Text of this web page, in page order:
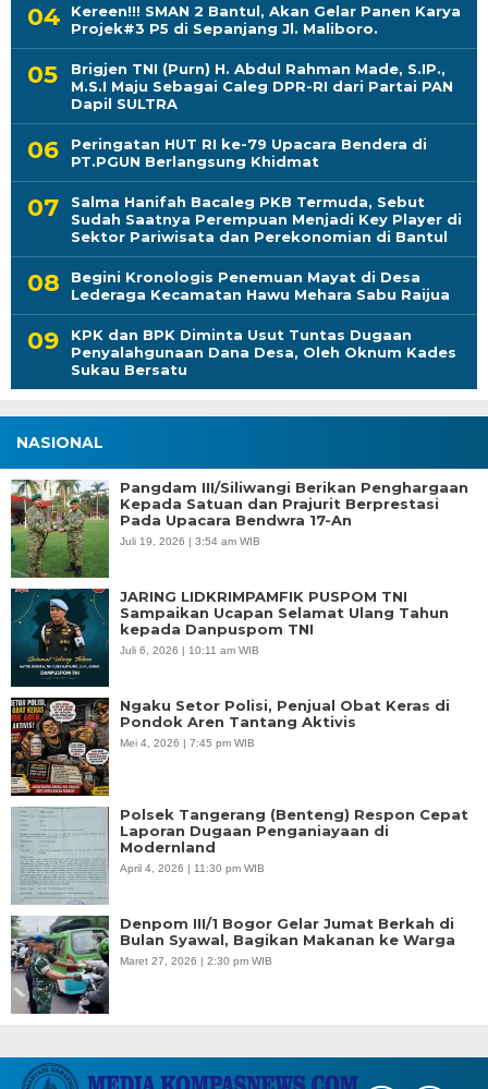
Kereen!!! SMAN 2 Bantul, Akan Gelar Panen Karya
Projek#3 P5 di Sepanjang Jl. Maliboro.
Brigjen TNI (Purn) H. Abdul Rahman Made, S.IP.,
M.S.I Maju Sebagai Caleg DPR-RI dari Partai PAN
Dapil SULTRA
Peringatan HUT RI ke-79 Upacara Bendera di
PT.PGUN Berlangsung Khidmat
Salma Hanifah Bacaleg PKB Termuda, Sebut
Sudah Saatnya Perempuan Menjadi Key Player di
Sektor Pariwisata dan Perekonomian di Bantul
Begini Kronologis Penemuan Mayat di Desa
Lederaga Kecamatan Hawu Mehara Sabu Raijua
KPK dan BPK Diminta Usut Tuntas Dugaan
Penyalahgunaan Dana Desa, Oleh Oknum Kades
Sukau Bersatu
NASIONAL
Pangdam III/Siliwangi Berikan Penghargaan
Kepada Satuan dan Prajurit Berprestasi
Pada Upacara Bendwra 17-An
Juli 19, 2026 | 3:54 am WIB
JARING LIDKRIMPAMFIK PUSPOM TNI
Sampaikan Ucapan Selamat Ulang Tahun
kepada Danpuspom TNI
Juli 6, 2026 | 10:11 am WIB
Ngaku Setor Polisi, Penjual Obat Keras di
Pondok Aren Tantang Aktivis
Mei 4, 2026 | 7:45 pm WIB
Polsek Tangerang (Benteng) Respon Cepat
Laporan Dugaan Penganiayaan di
Modernland
April 4, 2026 | 11:30 pm WIB
Denpom III/1 Bogor Gelar Jumat Berkah di
Bulan Syawal, Bagikan Makanan ke Warga
Maret 27, 2026 | 2:30 pm WIB